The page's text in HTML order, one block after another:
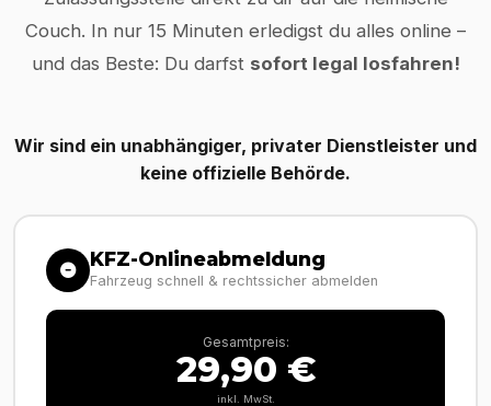
Couch. In nur 15 Minuten erledigst du alles online –
und das Beste: Du darfst sofort legal losfahren!
Wir sind ein unabhängiger, privater Dienstleister und
keine offizielle Behörde.
KFZ-Onlineabmeldung
Fahrzeug schnell & rechtssicher abmelden
Gesamtpreis:
29,90 €
inkl. MwSt.